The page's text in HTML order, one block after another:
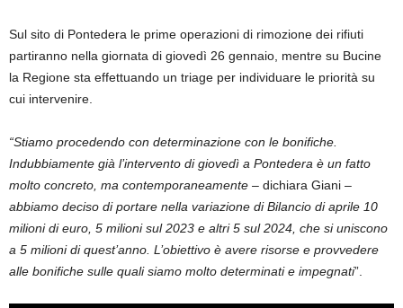
Sul sito di Pontedera le prime operazioni di rimozione dei rifiuti
partiranno nella giornata di giovedì 26 gennaio, mentre su Bucine
la Regione sta effettuando un triage per individuare le priorità su
cui intervenire.
“Stiamo procedendo con determinazione con le bonifiche.
Indubbiamente già l’intervento di giovedì a Pontedera è un fatto
molto concreto, ma contemporaneamente – dichiara Giani –
abbiamo deciso di portare nella variazione di Bilancio di aprile 10
milioni di euro, 5 milioni sul 2023 e altri 5 sul 2024, che si uniscono
a 5 milioni di quest’anno. L’obiettivo è avere risorse e provvedere
alle bonifiche sulle quali siamo molto determinati e impegnati”.